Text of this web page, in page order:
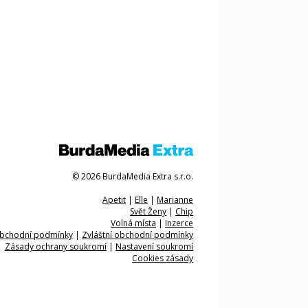
© 2026 BurdaMedia Extra s.r.o.
Apetit | Elle | Marianne
Svět Ženy | Chip
Volná místa | Inzerce
podmínky | Zvláštní obchodní podmínky
Zásady ochrany soukromí | Nastavení soukromí
Cookies zásady